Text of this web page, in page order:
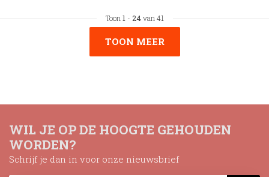
Toon 1 - 24van 41
TOON MEER
WIL JE OP DE HOOGTE GEHOUDEN
WORDEN?
Schrijf je dan in voor onze nieuwsbrief